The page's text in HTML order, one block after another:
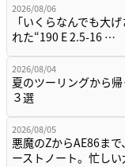
2026/08/06
「いくらなんでも大
れた“190 E 2.5-16 …
2026/08/04
夏のツーリングから
３選
2026/08/05
悪魔のZからAE86ま
ーストノート。忙し